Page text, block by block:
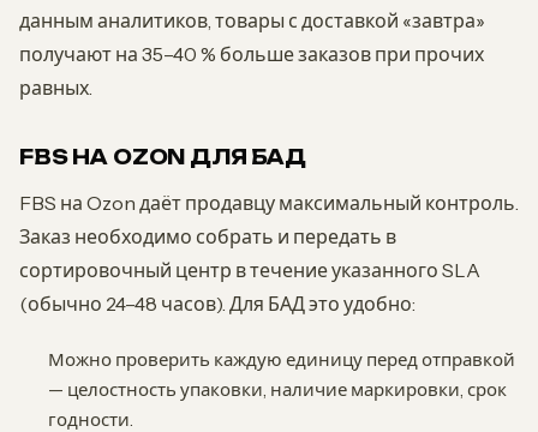
данным аналитиков, товары с доставкой «завтра»
получают на 35–40 % больше заказов при прочих
равных.
FBS НА OZON ДЛЯ БАД
FBS на Ozon даёт продавцу максимальный контроль.
Заказ необходимо собрать и передать в
сортировочный центр в течение указанного SLA
(обычно 24–48 часов). Для БАД это удобно:
Можно проверить каждую единицу перед отправкой
— целостность упаковки, наличие маркировки, срок
годности.